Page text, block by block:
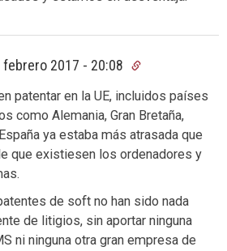
febrero 2017 - 20:08
patentar en la UE, incluidos países
como Alemania, Gran Bretaña,
ya estaba más atrasada que
que existiesen los ordenadores y
de soft no han sido nada
de litigios, sin aportar ninguna
ni ninguna otra gran empresa de